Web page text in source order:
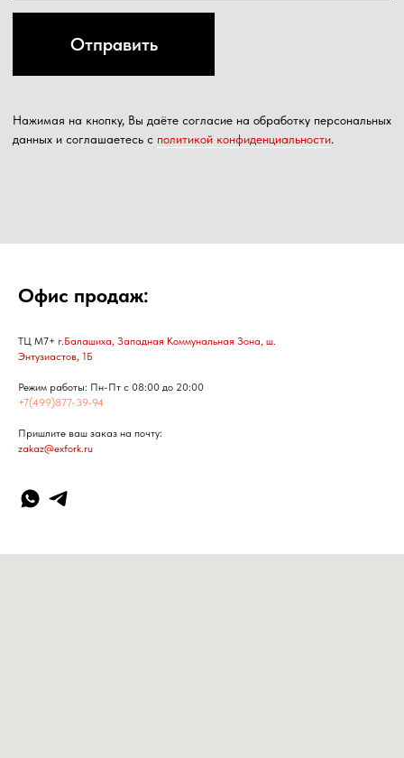
Офис продаж:
ТЦ М7+ г.Балашиха, Западная Коммунальная Зона, ш.
Энтузиастов, 1Б
Режим работы: Пн-Пт с 08:00 до 20:00
+7(499)877-39-94
Пришлите ваш заказ на почту:
zakaz@exfork.ru